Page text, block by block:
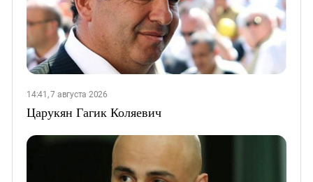
14:41, 7 августа 2026
Царукян Гагик Коляевич